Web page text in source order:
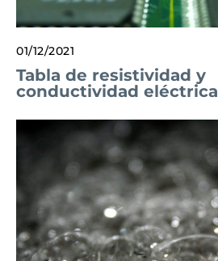
01/12/2021
Tabla de resistividad y
conductividad eléctrica